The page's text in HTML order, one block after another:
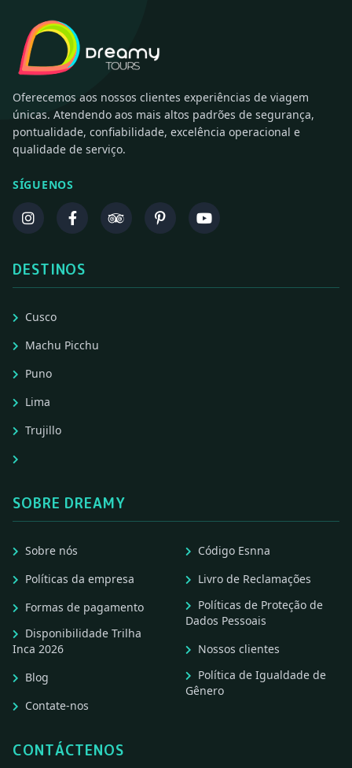
Oferecemos aos nossos clientes experiências de viagem
únicas. Atendendo aos mais altos padrões de segurança,
pontualidade, confiabilidade, excelência operacional e
qualidade de serviço.
SÍGUENOS
DESTINOS
Cusco
Machu Picchu
Puno
Lima
Trujillo
SOBRE DREAMY
Sobre nós
Políticas da empresa
Formas de pagamento
Disponibilidade Trilha
Inca 2026
Blog
Contate-nos
Código Esnna
Livro de Reclamações
Políticas de Proteção de
Dados Pessoais
Nossos clientes
Política de Igualdade de
Gênero
CONTÁCTENOS